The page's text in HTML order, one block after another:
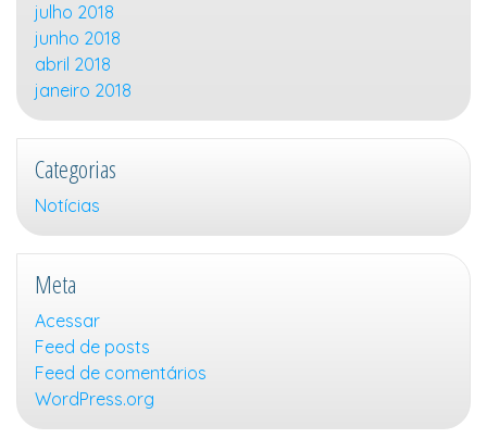
julho 2018
junho 2018
abril 2018
janeiro 2018
Categorias
Notícias
Meta
Acessar
Feed de posts
Feed de comentários
WordPress.org